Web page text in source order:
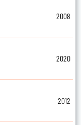
2008
2020
2012